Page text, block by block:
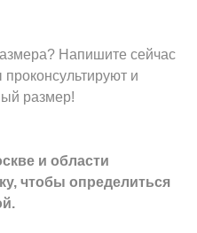
Напишите сейчас
и
размер!
и области
чтобы определиться